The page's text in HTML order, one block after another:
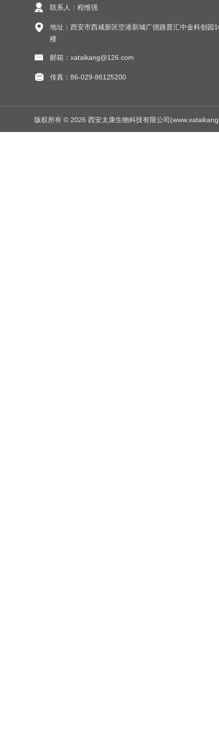
联系人：程维强
地址：西安市西咸新区空港新城广德路普汇中金科创园
楼
邮箱：xataikang@126.com
传真：86-029-86125200
版权所有 © 2026 西安太康生物科技有限公司